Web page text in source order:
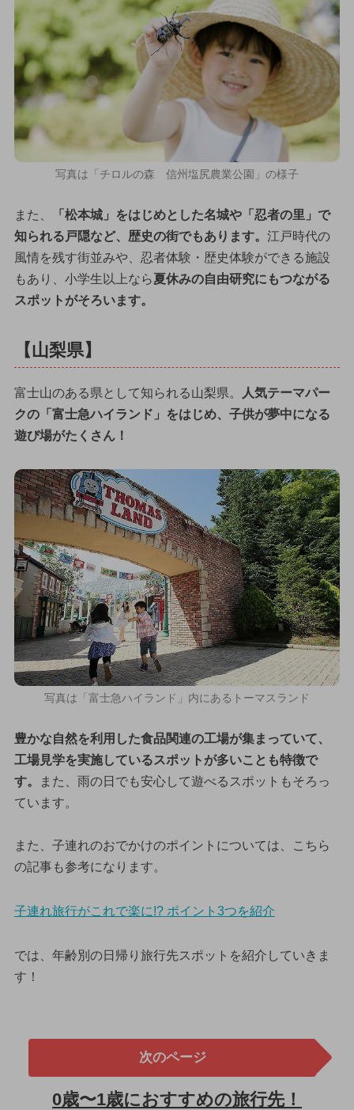
写真は「チロルの森 信州塩尻農業公園」の様子
また、
「松本城」をはじめとした名城や「忍者の里」で
知られる戸隠など、歴史の街でもあります。 江戸時代の
風情を残す街並みや、忍者体験・歴史体験ができる施設
もあり、小学生以上なら夏休みの自由研究にもつながる
スポットがそろいます。
【山梨県】
富士山のある県として知られる山梨県。
人気テーマパー
クの「富士急ハイランド」をはじめ、子供が夢中になる
遊び場がたくさん！
写真は「富士急ハイランド」内にあるトーマスランド
豊かな自然を利用した食品関連の工場が集まっていて、
工場見学を実施しているスポットが多いことも特徴で
す。
また、雨の日でも安心して遊べるスポットもそろっ
ています。
また、子連れのおでかけのポイントについては、こちら
の記事も参考になります。
子連れ旅行がこれで楽に!? ポイント3つを紹介
では、年齢別の日帰り旅行先スポットを紹介していきま
す！
次のページ
0歳〜1歳におすすめの旅行先！